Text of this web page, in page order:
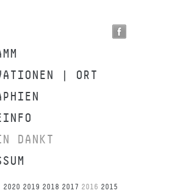
| ORT
DANKT
2020 2019 2018 2017 2016 2015